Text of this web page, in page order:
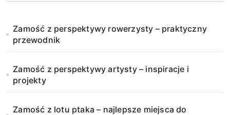
Zamość z perspektywy rowerzysty – praktyczny
przewodnik
Zamość z perspektywy artysty – inspiracje i
projekty
Zamość z lotu ptaka – najlepsze miejsca do